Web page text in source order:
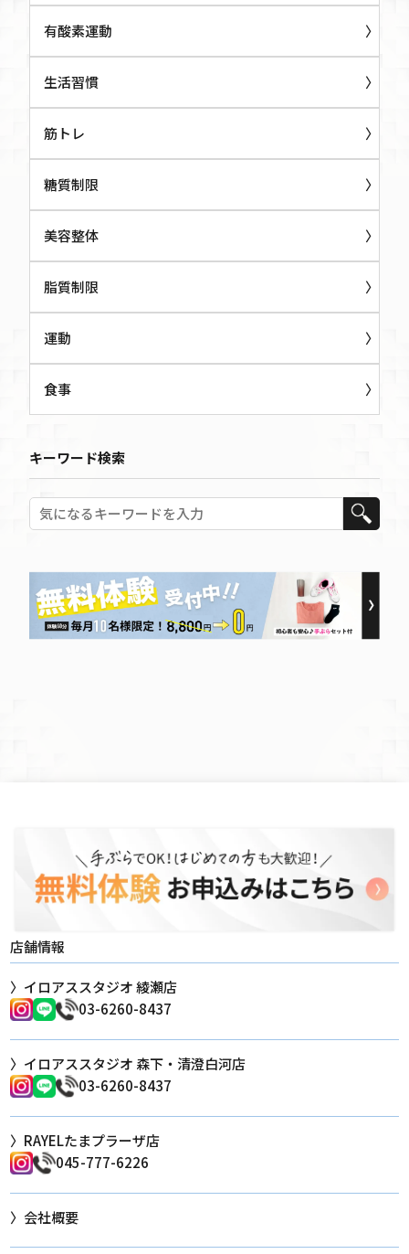
有酸素運動
生活習慣
筋トレ
糖質制限
美容整体
脂質制限
運動
食事
キーワード検索
店舗情報
イロアススタジオ 綾瀬店
03-6260-8437
イロアススタジオ 森下・清澄白河店
03-6260-8437
RAYELたまプラーザ店
045-777-6226
会社概要